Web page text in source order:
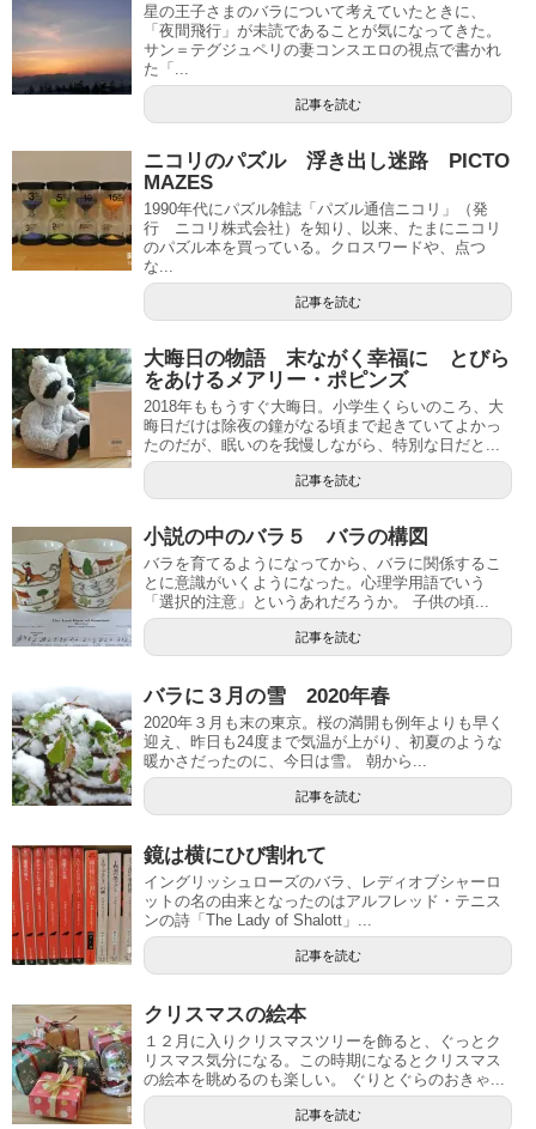
星の王子さまのバラについて考えていたときに、
「夜間飛行」が未読であることが気になってきた。
サン＝テグジュペリの妻コンスエロの視点で書かれ
た「...
記事を読む
ニコリのパズル 浮き出し迷路 PICTO
MAZES
1990年代にパズル雑誌「パズル通信ニコリ」（発
行 ニコリ株式会社）を知り、以来、たまにニコリ
のパズル本を買っている。クロスワードや、点つ
な...
記事を読む
大晦日の物語 末ながく幸福に とびら
をあけるメアリー・ポピンズ
2018年ももうすぐ大晦日。小学生くらいのころ、大
晦日だけは除夜の鐘がなる頃まで起きていてよかっ
たのだが、眠いのを我慢しながら、特別な日だと...
記事を読む
小説の中のバラ５ バラの構図
バラを育てるようになってから、バラに関係するこ
とに意識がいくようになった。心理学用語でいう
「選択的注意」というあれだろうか。 子供の頃...
記事を読む
バラに３月の雪 2020年春
2020年３月も末の東京。桜の満開も例年よりも早く
迎え、昨日も24度まで気温が上がり、初夏のような
暖かさだったのに、今日は雪。 朝から...
記事を読む
鏡は横にひび割れて
イングリッシュローズのバラ、レディオブシャーロ
ットの名の由来となったのはアルフレッド・テニス
ンの詩「The Lady of Shalott」...
記事を読む
クリスマスの絵本
１２月に入りクリスマスツリーを飾ると、ぐっとク
リスマス気分になる。この時期になるとクリスマス
の絵本を眺めるのも楽しい。 ぐりとぐらのおきゃ...
記事を読む